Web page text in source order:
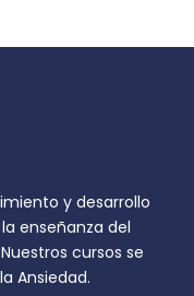
y desarrollo
enseñanza del
cursos se
Ansiedad.